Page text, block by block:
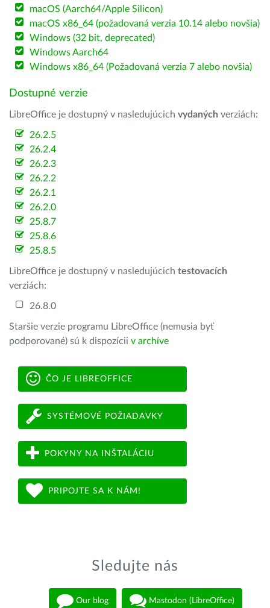
macOS (Aarch64/Apple Silicon)
macOS x86_64 (požadovaná verzia 10.14 alebo novšia)
Windows (32 bit, deprecated)
Windows Aarch64
Windows x86_64 (Požadovaná verzia 7 alebo novšia)
Dostupné verzie
LibreOffice je dostupný v nasledujúcich vydaných verziách:
26.2.5
26.2.4
26.2.3
26.2.2
26.2.1
26.2.0
25.8.7
25.8.6
25.8.5
LibreOffice je dostupný v nasledujúcich testovacích
verziách:
26.8.0
Staršie verzie programu LibreOffice (nemusia byť
podporované) sú k dispozícii v archíve
ČO JE LIBREOFFICE
SYSTÉMOVÉ POŽIADAVKY
POKYNY NA INŠTALÁCIU
PRIPOJTE SA K NÁM!
Sledujte nás
Our blog Mastodon (LibreOffice)